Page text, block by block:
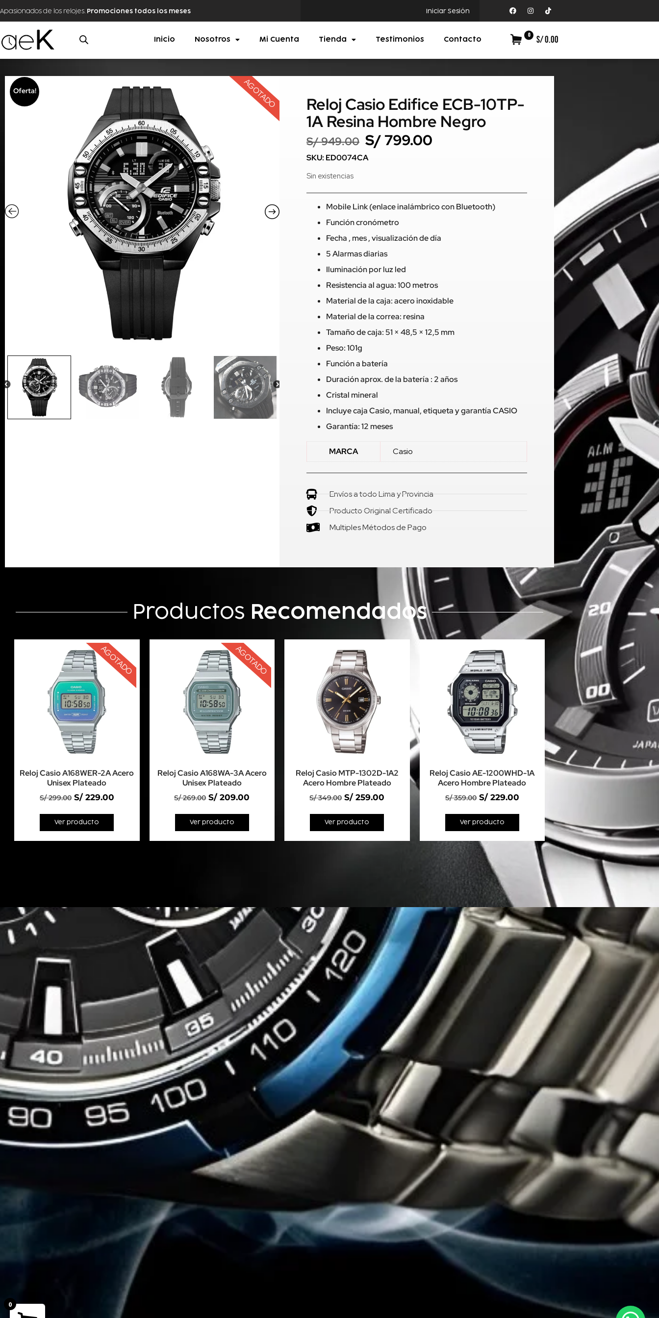
Apasionados de los relojes. Promociones todos los meses Iniciar Sesión
Inicio Nosotros Mi Cuenta Tienda Testimonios Contacto
0 S/ 0.00
Oferta! AGOTADO
Reloj Casio Edifice ECB-10TP-
1A Resina Hombre Negro
S/949.00 S/ 799.00
SKU: ED0074CA
Sin existencias
Mobile Link (enlace inalámbrico con Bluetooth)
Función cronómetro
Fecha , mes , visualización de día
5 Alarmas diarias
Iluminación por luz led
Resistencia al agua: 100 metros
Material de la caja: acero inoxidable
Material de la correa: resina
Tamaño de caja: 51 × 48,5 × 12,5 mm
Peso: 101g
Función a batería
Duración aprox. de la batería : 2 años
Cristal mineral
Incluye caja Casio, manual, etiqueta y garantía CASIO
Garantía: 12 meses
MARCA Casio
Envíos a todo Lima y Provincia
Producto Original Certificado
Multiples Métodos de Pago
Productos Recomendados
AGOTADO
Reloj Casio A168WER-2A Acero
Unisex Plateado
S/299.00 S/229.00
Ver producto
AGOTADO
Reloj Casio A168WA-3A Acero
Unisex Plateado
S/269.00 S/ 209.00
Ver producto
Reloj Casio MTP-1302D-1A2
Acero Hombre Plateado
S/349.00 S/ 259.00
Ver producto
Reloj Casio AE-1200WHD-1A
Acero Hombre Plateado
S/359.00 S/229.00
Ver producto
0